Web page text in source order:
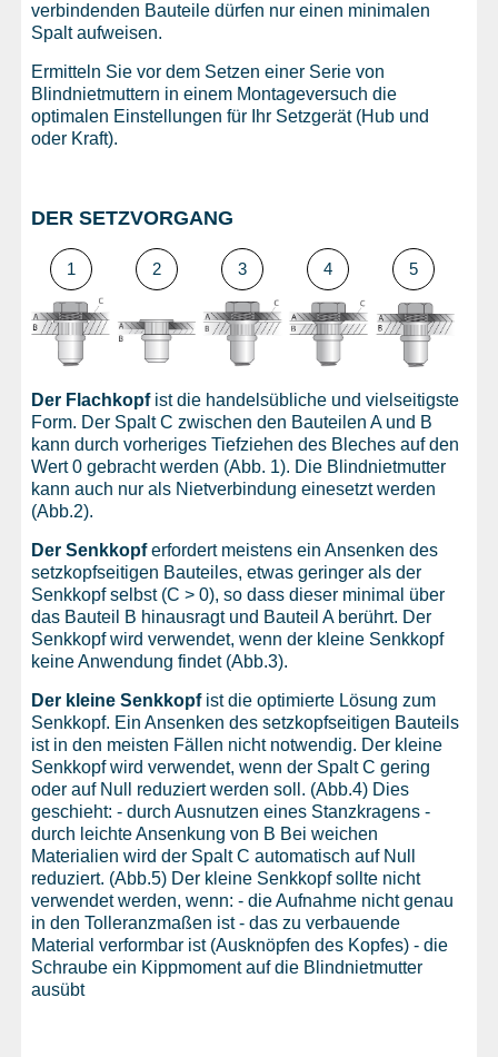
verbindenden Bauteile dürfen nur einen minimalen
Spalt aufweisen.
Ermitteln Sie vor dem Setzen einer Serie von
Blindnietmuttern in einem Montageversuch die
optimalen Einstellungen für Ihr Setzgerät (Hub und
oder Kraft).
DER SETZVORGANG
1 2 3 4 5
Der Flachkopfist die handelsübliche und vielseitigste
Form. Der Spalt C zwischen den Bauteilen A und B
kann durch vorheriges Tiefziehen des Bleches auf den
Wert 0 gebracht werden (Abb. 1). Die Blindnietmutter
kann auch nur als Nietverbindung einesetzt werden
(Abb.2).
Der Senkkopferfordert meistens ein Ansenken des
setzkopfseitigen Bauteiles, etwas geringer als der
Senkkopf selbst (C > 0), so dass dieser minimal über
das Bauteil B hinausragt und Bauteil A berührt. Der
Senkkopf wird verwendet, wenn der kleine Senkkopf
keine Anwendung findet (Abb.3).
Der kleine Senkkopfist die optimierte Lösung zum
Senkkopf. Ein Ansenken des setzkopfseitigen Bauteils
ist in den meisten Fällen nicht notwendig. Der kleine
Senkkopf wird verwendet, wenn der Spalt C gering
oder auf Null reduziert werden soll. (Abb.4) Dies
geschieht: - durch Ausnutzen eines Stanzkragens -
durch leichte Ansenkung von B Bei weichen
Materialien wird der Spalt C automatisch auf Null
reduziert. (Abb.5) Der kleine Senkkopf sollte nicht
verwendet werden, wenn: - die Aufnahme nicht genau
in den Tolleranzmaßen ist - das zu verbauende
Material verformbar ist (Ausknöpfen des Kopfes) - die
Schraube ein Kippmoment auf die Blindnietmutter
ausübt